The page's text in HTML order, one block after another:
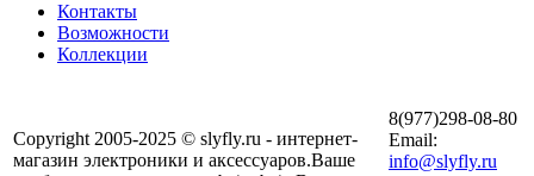
Контакты
Возможности
Коллекции
Copyright 2005-2025 © slyfly.ru - интернет-
магазин электроники и аксессуаров.Ваше
8(977)298-08-80
Email:
info@slyfly.ru